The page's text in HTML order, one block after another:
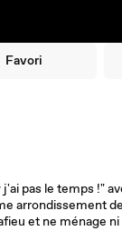
Favori
pas le temps !"
arrondissement
et ne ménage